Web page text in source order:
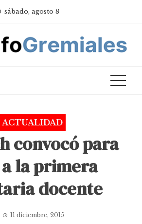
sábado, agosto 8
ACTUALIDAD
convocó para
la primera
docente
11 diciembre, 2015